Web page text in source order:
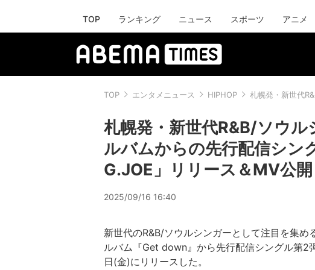
TOP ランキング ニュース スポーツ アニメ
TOP エンタメニュース HIPHOP 札幌発・新世代
札幌発・新世代R&B/ソウ
ルバムからの先行配信シン
G.JOE」リリース＆MV公開
2025/09/16 16:40
新世代のR&B/ソウルシンガーとして注目を集
ルバム『Get down』から先行配信シングル第
日(金)にリリースした。